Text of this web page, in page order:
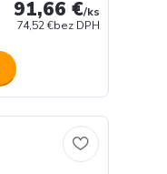
91,66 €/ks
74,52 €bez DPH